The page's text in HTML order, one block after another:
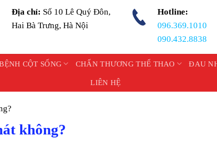
Địa chỉ: Số 10 Lê Quý Đôn,
Hai Bà Trưng, Hà Nội
Hotline:
096.369.1010
090.432.8838
CỘT SỐNG CHẤN THƯƠNG THỂ THAO ĐAU
LIÊN HỆ
không?